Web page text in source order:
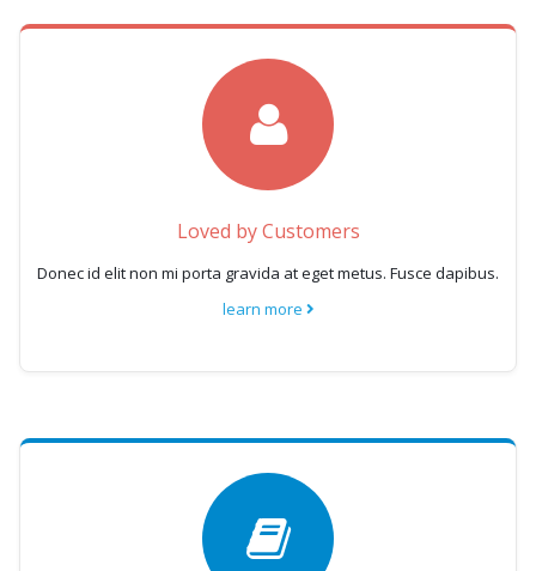
Loved by Customers
Donec id elit non mi porta gravida at eget metus. Fusce dapibus.
learn more